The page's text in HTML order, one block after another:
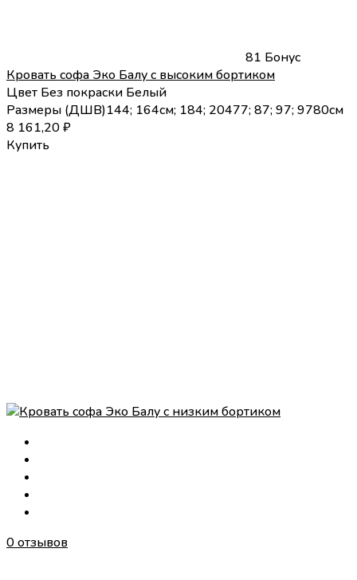
81 Бонус
Кровать софа Эко Балу с высоким бортиком
Цвет Без покраски Белый
Размеры (ДШВ)144; 164см; 184; 20477; 87; 97; 9780см
8 161,20₽
Купить
0 отзывов